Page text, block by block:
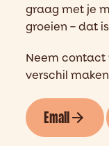
graag met je
groeien – dat
Neem contact
verschil
Email